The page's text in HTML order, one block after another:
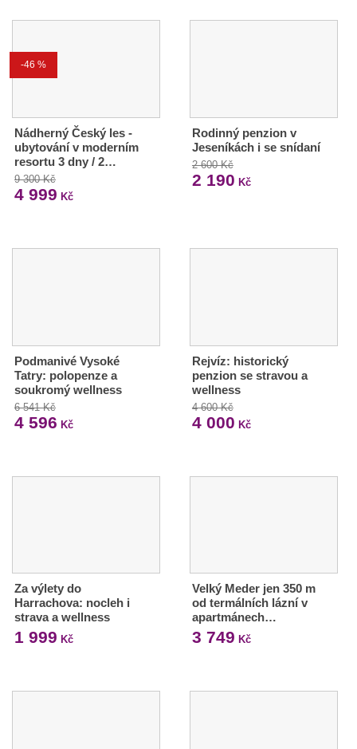
-46 %
Nádherný Český les -
ubytování v moderním
resortu 3 dny / 2…
9 300 Kč
4 999 Kč
Rodinný penzion v
Jeseníkách i se snídaní
2 600 Kč
2 190 Kč
Podmanivé Vysoké
Tatry: polopenze a
soukromý wellness
6 541 Kč
4 596 Kč
Rejvíz: historický
penzion se stravou a
wellness
4 600 Kč
4 000 Kč
Za výlety do
Harrachova: nocleh i
strava a wellness
1 999 Kč
Velký Meder jen 350 m
od termálních lázní v
apartmánech…
3 749 Kč